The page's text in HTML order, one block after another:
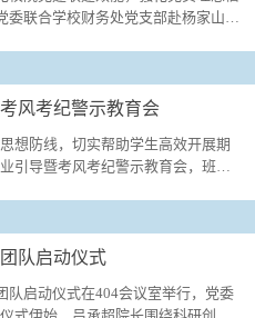
委联合学校财务处党支部赴杨家山里
学中追寻红色足迹、感悟革命精
兴初心。活动首站，党员们走进杨
览馆。在展馆讲解员的带领下，大
风考纪警示教育会
想防线，切实帮助学生高效开展期
引导暨考风考纪警示教育会，班主
李晓彤开展本学期学情复盘。通过
，一方面宣贯学院关于课堂出勤考
一方面告知学生若存在身体不适、
队启动仪式
队启动仪式在404会议室举行，党委